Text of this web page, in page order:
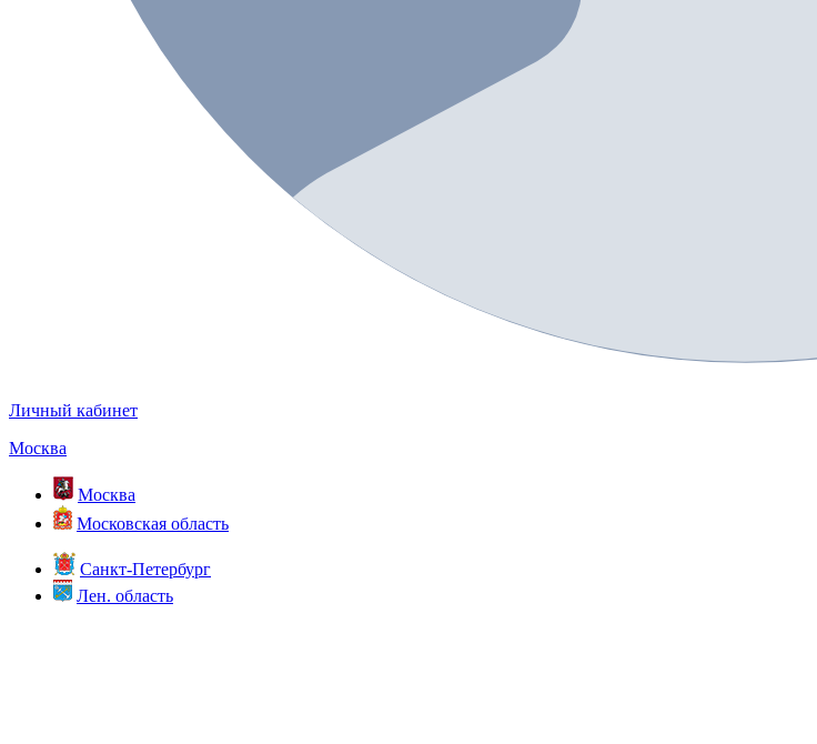
Личный кабинет
Москва
Москва
Московская область
Санкт-Петербург
Лен. область